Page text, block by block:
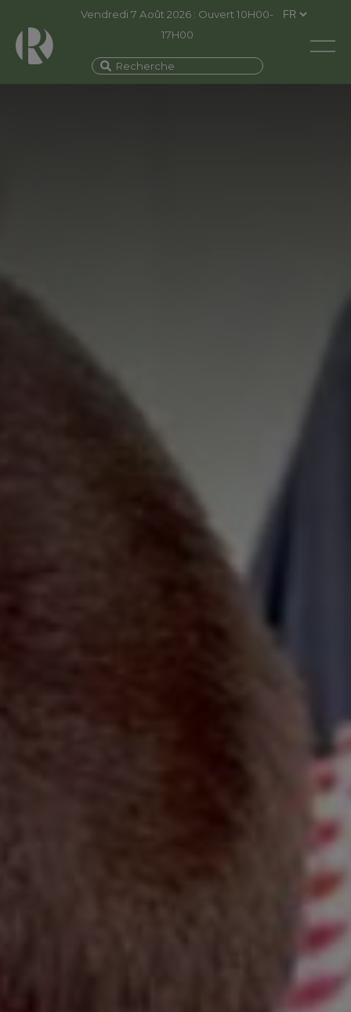
Vendredi 7 Août 2026 : Ouvert 10H00-
17H00